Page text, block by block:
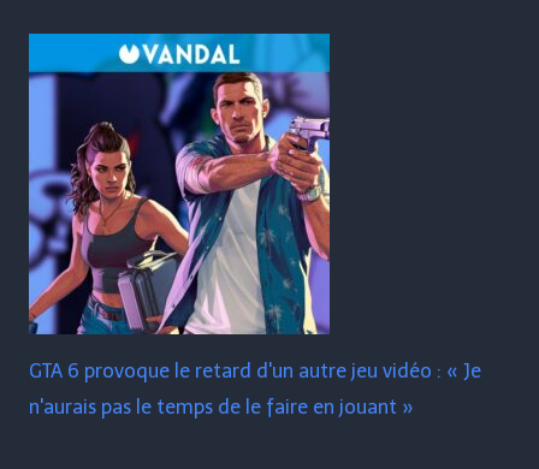
GTA 6 provoque le retard d'un autre jeu vidéo : « Je
n'aurais pas le temps de le faire en jouant »